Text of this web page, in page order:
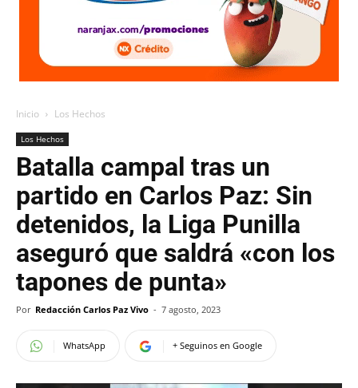
Inicio Los Hechos
Los Hechos
Batalla campal tras un
partido en Carlos Paz: Sin
detenidos, la Liga Punilla
aseguró que saldrá «con los
tapones de punta»
Por Redacción Carlos Paz Vivo - 7 agosto, 2023
WhatsApp + Seguinos en Google